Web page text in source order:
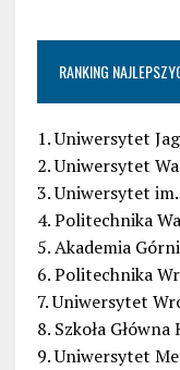
RANKING
1. Uniwersytet
2. Uniwersytet
3. Uniwersytet
4. Politechnika
5. Akademia
6. Politechnika
7. Uniwersytet
8. Szkoła
9. Uniwersytet